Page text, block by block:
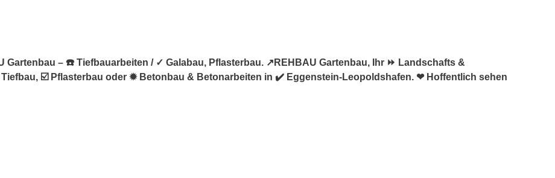
– ☎️ Tiefbauarbeiten / ✓ Galabau, Pflasterbau. ↗️REHBAU Gartenbau, Ihr ⏩ Landschafts &
☑️ Pflasterbau oder ✹ Betonbau & Betonarbeiten in ✔️ Eggenstein-Leopoldshafen. ❤ Hoffentlich sehen